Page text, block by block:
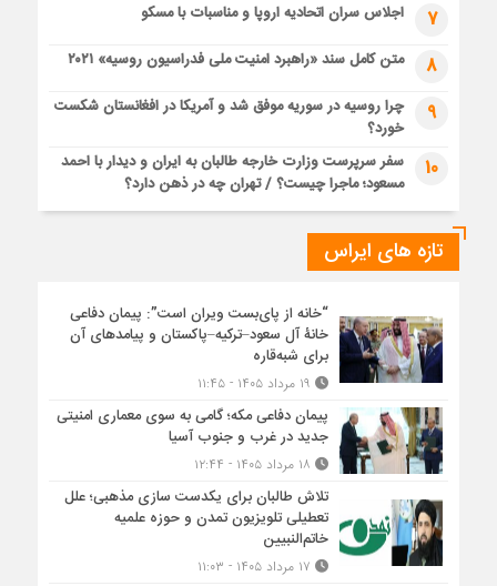
7 اجلاس سران اتحادیه اروپا و مناسبات با مسکو
8 متن کامل سند «راهبرد امنیت ملی فدراسیون روسیه» ۲۰۲۱
9
چرا روسیه در سوریه موفق شد و آمریکا در افغانستان شکست
خورد؟
10
سفر سرپرست وزارت خارجه طالبان به ایران و دیدار با احمد
مسعود؛ ماجرا چیست؟ / تهران چه در ذهن دارد؟
تازه های ایراس
“خانه از پای‌بست ویران است”: پیمان دفاعی
خانۀ آل سعود–ترکیه–پاکستان و پیامدهای آن
برای شبه‌قاره
پیمان دفاعی مکه؛ گامی به سوی معماری امنیتی
جدید در غرب و جنوب آسیا
تلاش طالبان برای یکدست سازی مذهبی؛ علل
تعطیلی تلویزیون تمدن و حوزه علمیه
خاتم‌النبیین